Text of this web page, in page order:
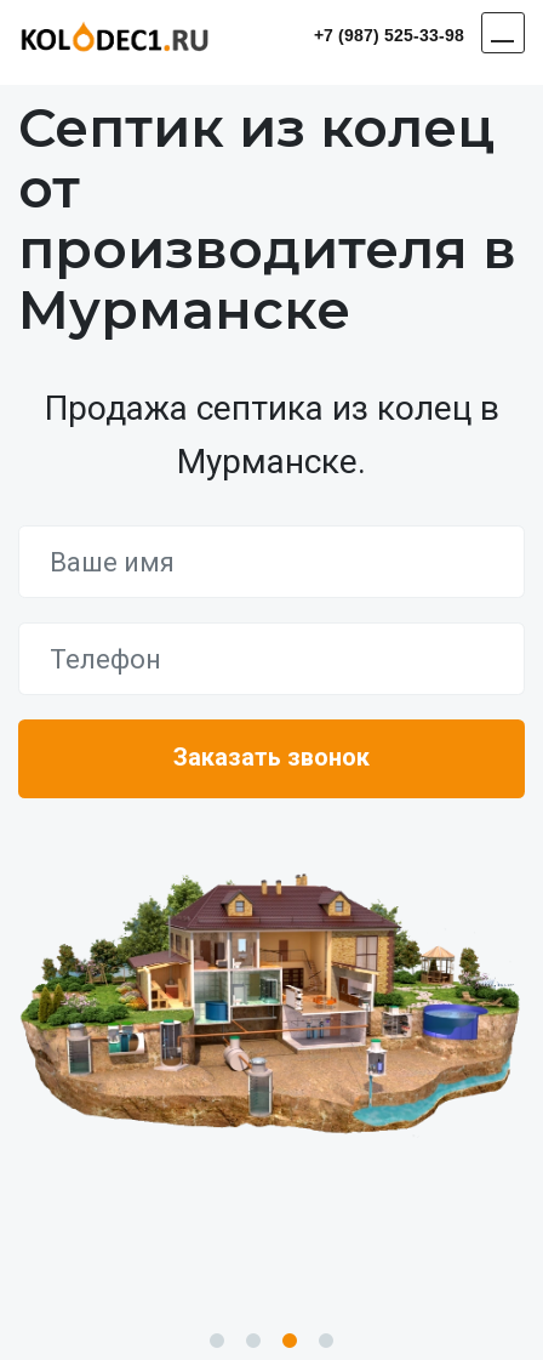
+7 (987) 525-33-98
Септик из колец
от
производителя в
Мурманске
Продажа септика из колец в
Мурманске.